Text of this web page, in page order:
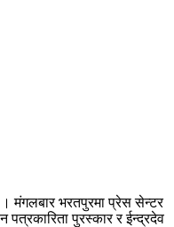
मंगलबार भरतपुरमा प्रेस सेन्टर
पत्रकारिता पुरस्कार र ईन्द्रदेव